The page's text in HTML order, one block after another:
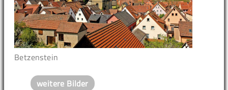
Betzenstein
weitere Bilder